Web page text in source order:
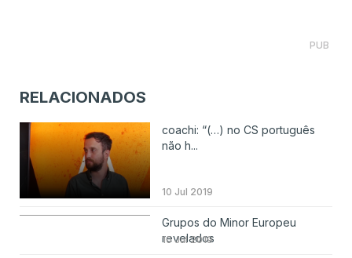
PUB
RELACIONADOS
coachi: “(…) no CS português
não h...
10 Jul 2019
Grupos do Minor Europeu
revelados
10 Jul 2019